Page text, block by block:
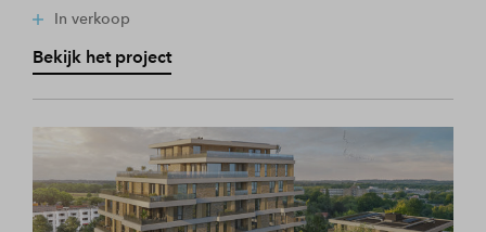
In verkoop
Bekijk het project